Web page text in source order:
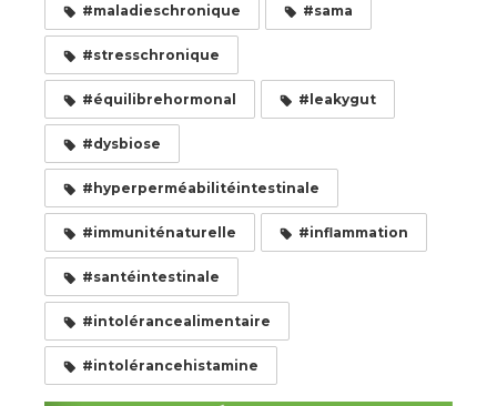
#maladieschronique #sama
#stresschronique
#équilibrehormonal #leakygut
#dysbiose
#hyperperméabilitéintestinale
#immuniténaturelle #inflammation
#santéintestinale
#intolérancealimentaire
#intolérancehistamine